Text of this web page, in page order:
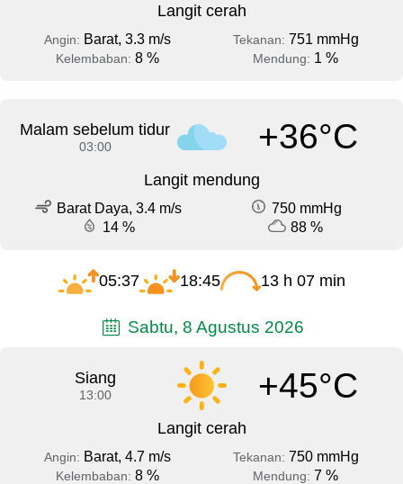
Langit cerah
Angin: Barat, 3.3 m/s Tekanan: 751 mmHg
Kelembaban: 8 % Mendung: 1 %
Malam sebelum tidur
03:00 +36°C
Langit mendung
Barat Daya, 3.4 m/s
750 mmHg
14 %
88 %
05:37 18:45 13 h 07 min
Sabtu, 8 Agustus 2026
Siang
13:00 +45°C
Langit cerah
Angin: Barat, 4.7 m/s Tekanan: 750 mmHg
Kelembaban: 8 % Mendung: 7 %